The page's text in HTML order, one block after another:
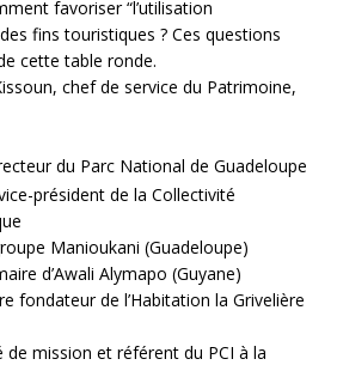
favoriser “l’utilisation
fins touristiques ? Ces questions
cette table ronde.
chef de service du Patrimoine,
du Parc National de Guadeloupe
président de la Collectivité
Manioukani (Guadeloupe)
d’Awali Alymapo (Guyane)
fondateur de l’Habitation la Grivelière
de mission et référent du PCI à la